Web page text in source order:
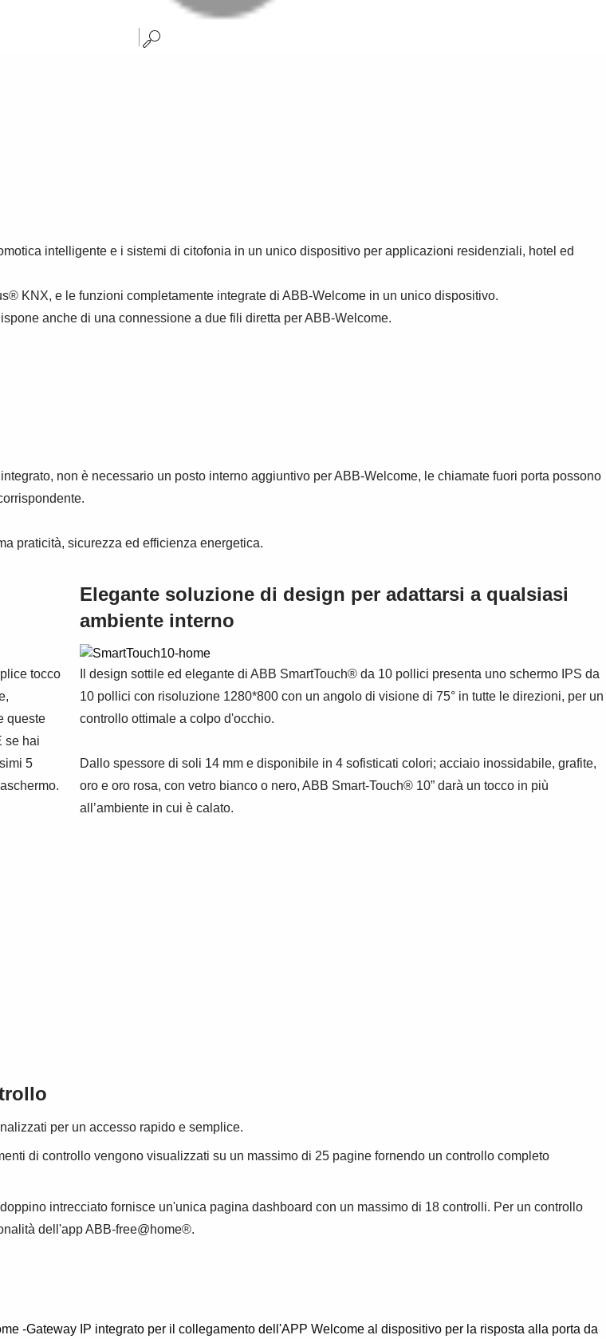
intelligente e i sistemi di citofonia in un unico dispositivo per applicazioni residenziali, hotel ed
KNX, e le funzioni completamente integrate di ABB-Welcome in un unico dispositivo.
anche di una connessione a due fili diretta per ABB-Welcome.
non è necessario un posto interno aggiuntivo per ABB-Welcome, le chiamate fuori porta possono
praticità, sicurezza ed efficienza energetica.
tocco
queste
se hai
5
Elegante soluzione di design per adattarsi a qualsiasi
ambiente interno
Il design sottile ed elegante di ABB SmartTouch® da 10 pollici presenta uno schermo IPS da
10 pollici con risoluzione 1280*800 con un angolo di visione di 75° in tutte le direzioni, per un
controllo ottimale a colpo d'occhio.
Dallo spessore di soli 14 mm e disponibile in 4 sofisticati colori; acciaio inossidabile, grafite,
oro e oro rosa, con vetro bianco o nero, ABB Smart-Touch® 10” darà un tocco in più
all’ambiente in cui è calato.
per un accesso rapido e semplice.
di controllo vengono visualizzati su un massimo di 25 pagine fornendo un controllo completo
intrecciato fornisce un'unica pagina dashboard con un massimo di 18 controlli. Per un controllo
dell'app ABB-free@home®.
-Gateway IP integrato per il collegamento dell'APP Welcome al dispositivo per la risposta alla porta da